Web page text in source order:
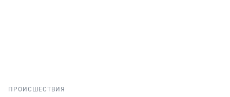
ПРОИСШЕСТВИЯ